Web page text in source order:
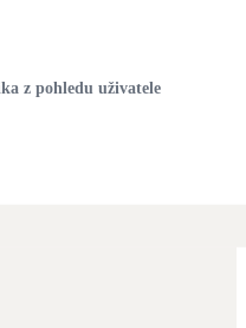
z pohledu uživatele